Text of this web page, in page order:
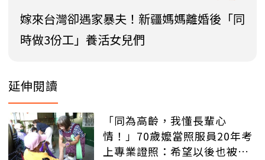
嫁來台灣卻遇家暴夫！新疆媽媽離婚後「同
時做3份工」養活女兒們
延伸閱讀
「同為高齡，我懂長輩心
情！」70歲嬤當照服員20年考
上專業證照：希望以後也被這